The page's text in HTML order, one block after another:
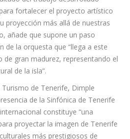
propia y ambiciosa”.
Cultura, Museos y Deportes del
del Patronato Insular de
que este debut en el
del trabajo desarrollado
fortalecer el proyecto artístico
añade que supone un paso
de la orquesta que “llega a este
de gran madurez, representando el
de la isla”.